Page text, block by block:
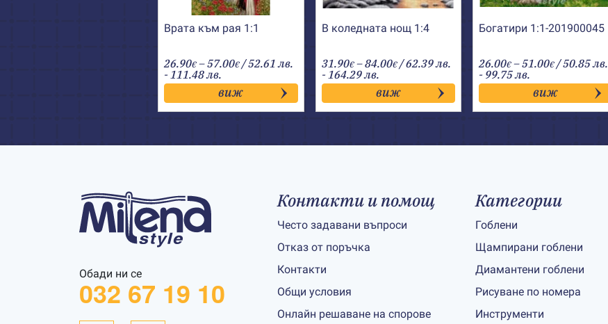
Врата към рая 1:1
26.90€ –57.00€Price
range:
26.90€
through
57.00€
/ 52.61 лв.
- 111.48 лв.
виж
В коледната нощ 1:4
31.90€ –84.00€Price
range:
31.90€
through
84.00€
/ 62.39 лв.
- 164.29 лв.
виж
Богатири 1:1-201900045
26.00€ –51.00€Price
range:
26.00€
through
51.00€
/ 50.85 лв.
- 99.75 лв.
виж
Обади ни се
032 67 19 10
Контакти и помощ
Често задавани въпроси
Отказ от поръчка
Контакти
Общи условия
Онлайн решаване на спорове
Категории
Гоблени
Щампирани гоблени
Диамантени гоблени
Рисуване по номера
Инструменти